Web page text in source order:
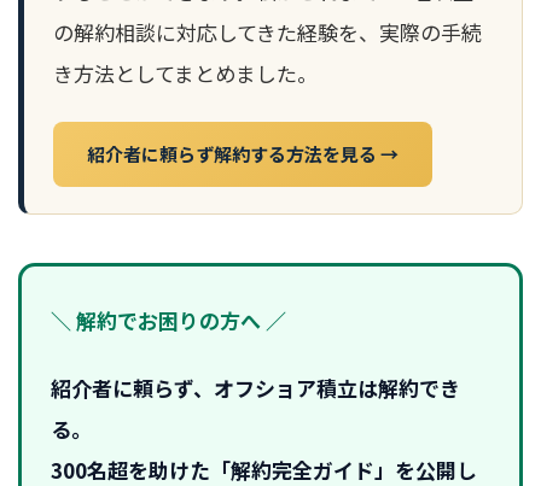
の解約相談に対応してきた経験を、実際の手続
き方法としてまとめました。
紹介者に頼らず解約する方法を見る →
＼ 解約でお困りの方へ ／
紹介者に頼らず、オフショア積立は解約でき
る。
300名超を助けた「解約完全ガイド」を公開し